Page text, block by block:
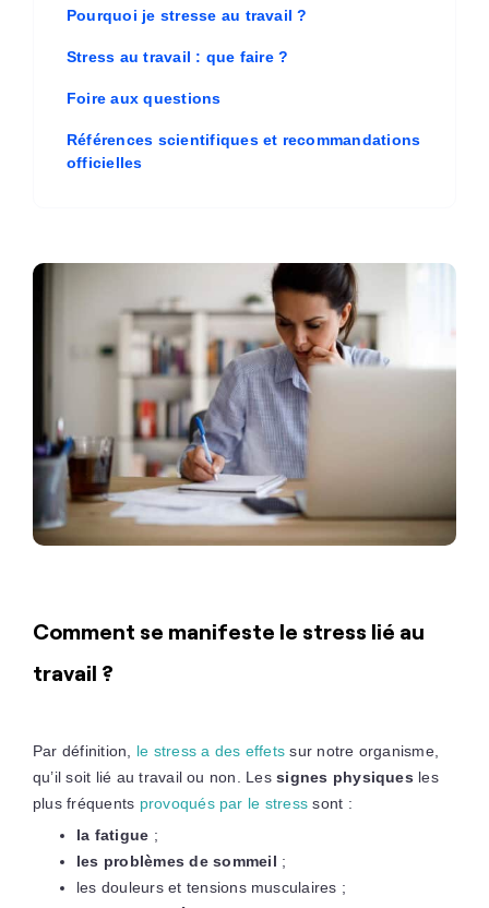
Pourquoi je stresse au travail ?
Stress au travail : que faire ?
Foire aux questions
Références scientifiques et recommandations
officielles
Comment se manifeste le stress lié au
travail ?
Par définition, le stress a des effets sur notre organisme,
qu’il soit lié au travail ou non. Lessignes physiques les
plus fréquents provoqués par le stress sont :
la fatigue ;
les problèmes de sommeil ;
les douleurs et tensions musculaires ;